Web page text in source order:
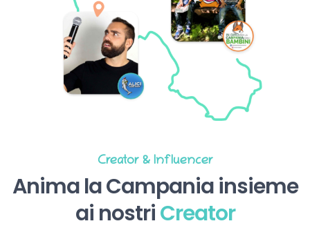
Creator & Influencer
Anima la Campania insieme
ai nostriCreator